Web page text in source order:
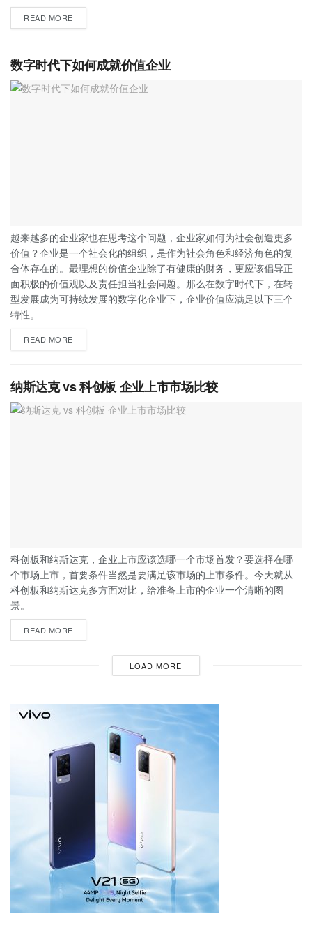
READ MORE
数字时代下如何成就价值企业
越来越多的企业家也在思考这个问题，企业家如何为社会创造更多
价值？企业是一个社会化的组织，是作为社会角色和经济角色的复
合体存在的。最理想的价值企业除了有健康的财务，更应该倡导正
面积极的价值观以及责任担当社会问题。那么在数字时代下，在转
型发展成为可持续发展的数字化企业下，企业价值应满足以下三个
特性。
READ MORE
纳斯达克 vs 科创板 企业上市市场比较
科创板和纳斯达克，企业上市应该选哪一个市场首发？要选择在哪
个市场上市，首要条件当然是要满足该市场的上市条件。今天就从
科创板和纳斯达克多方面对比，给准备上市的企业一个清晰的图
景。
READ MORE
LOAD MORE